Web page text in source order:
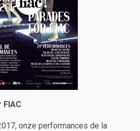
onze performances de la